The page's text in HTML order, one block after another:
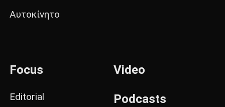
Αυτοκίνητο
Focus
Editorial
Video
Podcasts